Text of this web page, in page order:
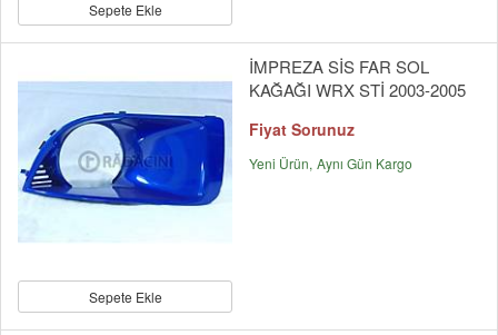
Sepete Ekle
Sepete Ekle
İMPREZA SİS FAR SOL
KAĞAĞI WRX STİ 2003-2005
Fiyat Sorunuz
Yeni Ürün Aynı Gün Kargo